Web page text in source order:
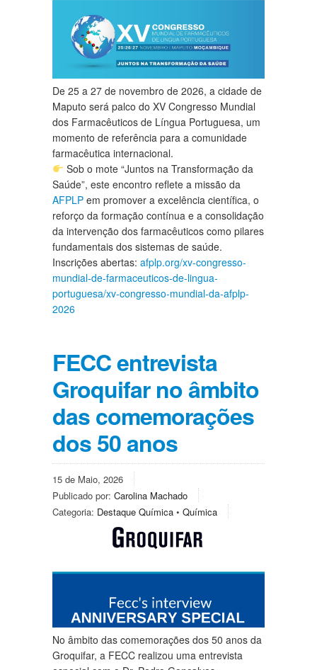
De 25 a 27 de novembro de 2026, a cidade de
Maputo será palco do XV Congresso Mundial
dos Farmacêuticos de Língua Portuguesa, um
momento de referência para a comunidade
farmacêutica internacional.
Sob o mote “Juntos na Transformação da
Saúde”, este encontro reflete a missão da
AFPLP em promover a excelência científica, o
reforço da formação contínua e a consolidação
da intervenção dos farmacêuticos como pilares
fundamentais dos sistemas de saúde.
Inscrições abertas: afplp.org/xv-congresso-
mundial-de-farmaceuticos-de-lingua-
portuguesa/xv-congresso-mundial-da-afplp-
2026
FECC entrevista
Groquifar no âmbito
das comemorações
dos 50 anos
15 de Maio, 2026
Publicado por: Carolina Machado
Categoria: Destaque Química • Química
No âmbito das comemorações dos 50 anos da
Groquifar, a FECC realizou uma entrevista